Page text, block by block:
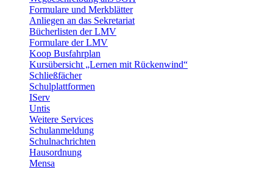
Formulare und Merkblätter
Anliegen an das Sekretariat
Bücherlisten der LMV
Formulare der LMV
Koop Busfahrplan
Kursübersicht „Lernen mit Rückenwind“
Schließfächer
Schulplattformen
IServ
Untis
Weitere Services
Schulanmeldung
Schulnachrichten
Hausordnung
Mensa